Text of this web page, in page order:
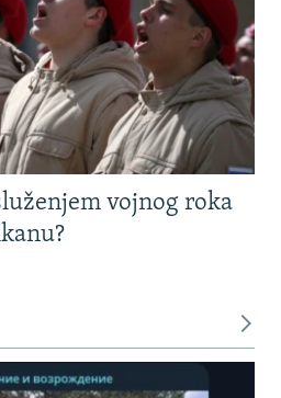
vojnog roka